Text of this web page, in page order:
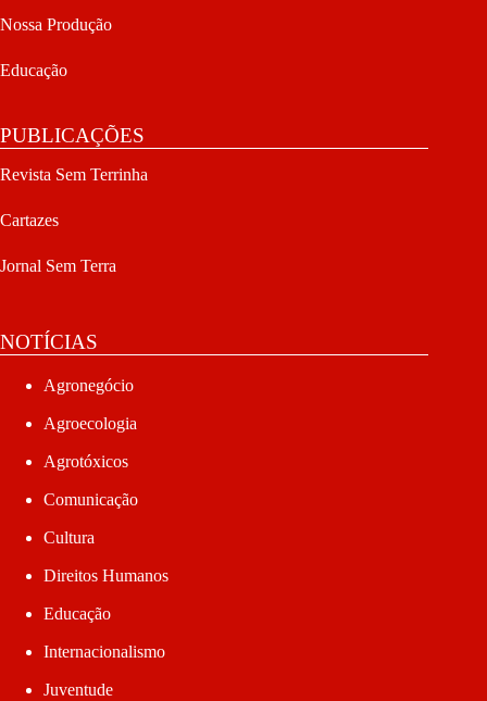
Nossa Produção
Educação
PUBLICAÇÕES
Revista Sem Terrinha
Cartazes
Jornal Sem Terra
NOTÍCIAS
Agronegócio
Agroecologia
Agrotóxicos
Comunicação
Cultura
Direitos Humanos
Educação
Internacionalismo
Juventude